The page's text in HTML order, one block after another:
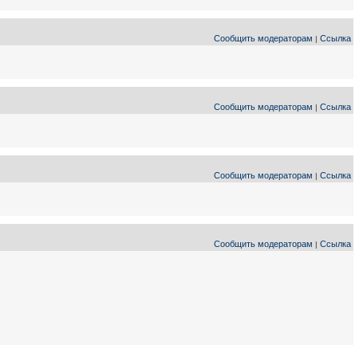
Сообщить модераторам | Ссылка
Сообщить модераторам | Ссылка
Сообщить модераторам | Ссылка
Сообщить модераторам | Ссылка